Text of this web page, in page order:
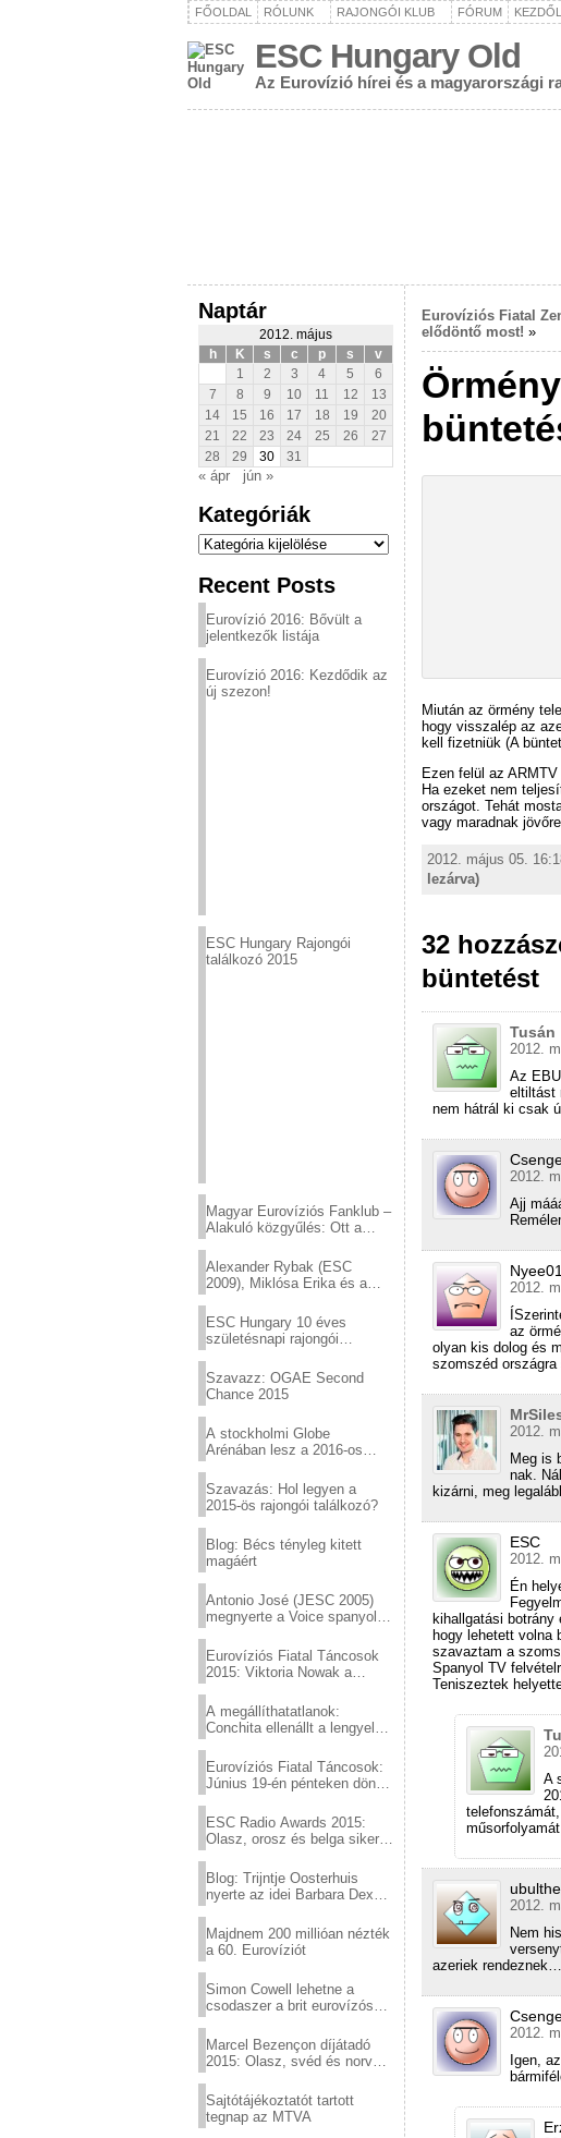
FŐOLDAL RÓLUNK RAJONGÓI KLUB FÓRUM
ESC Hungary Old
Az Eurovízió hírei és a magyarországi
Naptár
2012. május
h
K s c p s
v
1
2 3 4 5
6
7
8 9 10 11 12
13
14
15 16 17 18 19
20
21
22 23 24 25 26
27
28
29 30 31
« ápr jún »
Kategóriák
Kategóriák
Recent Posts
Eurovízió 2016: Bővült a
jelentkezők listája
Eurovízió 2016: Kezdődik az
új szezon!
ESC Hungary Rajongói
találkozó 2015
Magyar Eurovíziós Fanklub –
Alakuló közgyűlés: Ott a
Alexander Rybak (ESC
2009), Miklósa Erika és a
sztárjai a Margitszigeten
ESC Hungary 10 éves
születésnapi rajongói
Szavazz: OGAE Second
Chance 2015
A stockholmi Globe
Arénában lesz a 2016-os
Szavazás: Hol legyen a
2015-ös rajongói találkozó?
Blog: Bécs tényleg kitett
magáért
Antonio José (JESC 2005)
megnyerte a Voice spanyol
Eurovíziós Fiatal Táncosok
2015: Viktoria Nowak a
A megállíthatatlanok:
Conchita ellenállt a lengyel
Eurovíziós Fiatal Táncosok:
Június 19-én pénteken döntő
ESC Radio Awards 2015:
Olasz, orosz és belga siker,
Blog: Trijntje Oosterhuis
nyerte az idei Barbara Dex
Majdnem 200 millióan nézték
a 60. Eurovíziót
Simon Cowell lehetne a
csodaszer a brit eurovízós
Marcel Bezençon díjátadó
2015: Olasz, svéd és norvég
Sajtótájékoztatót tartott
tegnap az MTVA
Eurovíziós Fiatal
elődöntő most! »
Miután az örmény
hogy visszalép az
kell fizetniük (A
Ezen felül az
Ha ezeket nem
országot. Tehát
vagy maradnak
2012. május 05.
lezárva)
32
büntetést
Tusán
2012.
Az
eltiltást
nem hátrál ki csak
2012.
Ajj
Nyee01
2012.
az
olyan kis dolog és
szomszéd országra
2012.
Meg is
nak.
kizárni, meg
ESC
2012.
Én
kihallgatási
hogy lehetett volna
szavaztam a
Spanyol TV
Teniszeztek
A
2012.
Nem
azeriek
2012.
Igen,